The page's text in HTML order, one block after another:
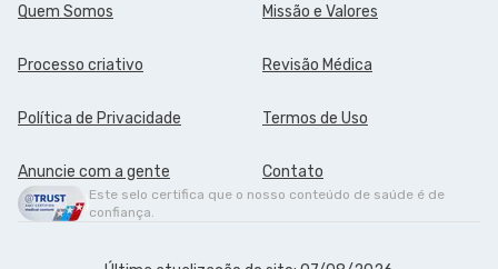
Quem Somos Missão e Valores
Processo criativo Revisão Médica
Política de Privacidade Termos de Uso
Anuncie com a gente Contato
Este selo certifica que o nosso conteúdo de saúde é de
confiança.